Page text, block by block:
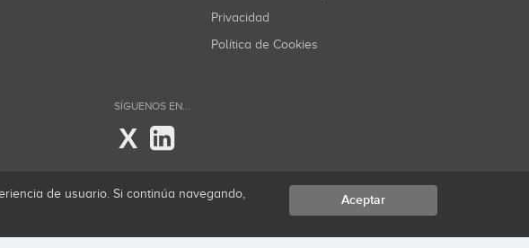
Privacidad
Política de Cookies
SÍGUENOS EN...
X
de usuario. Si continúa navegando,
Aceptar